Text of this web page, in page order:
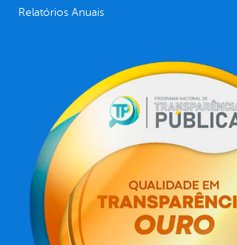
Relatórios Anuais